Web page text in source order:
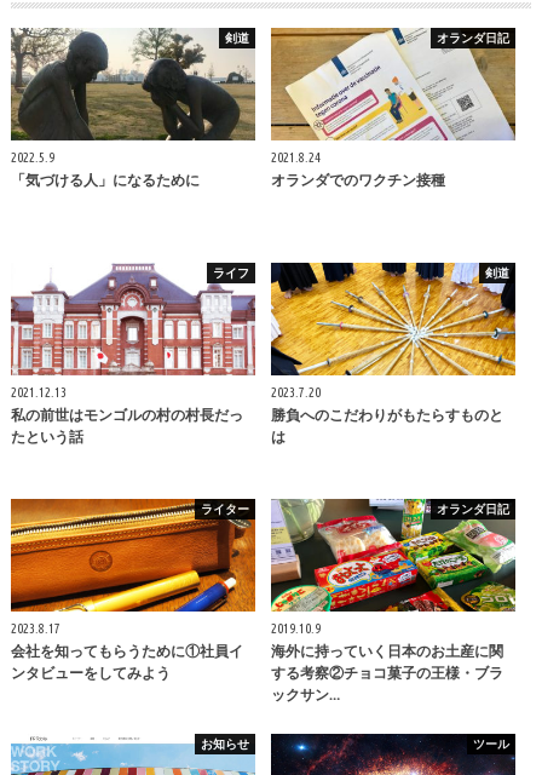
剣道
2022.5.9
「気づける人」になるために
オランダ日記
2021.8.24
オランダでのワクチン接種
ライフ
2021.12.13
私の前世はモンゴルの村の村長だっ
たという話
剣道
2023.7.20
勝負へのこだわりがもたらすものと
は
ライター
2023.8.17
会社を知ってもらうために①社員イ
ンタビューをしてみよう
オランダ日記
2019.10.9
海外に持っていく日本のお土産に関
する考察②チョコ菓子の王様・ブラ
ックサン…
お知らせ ツール